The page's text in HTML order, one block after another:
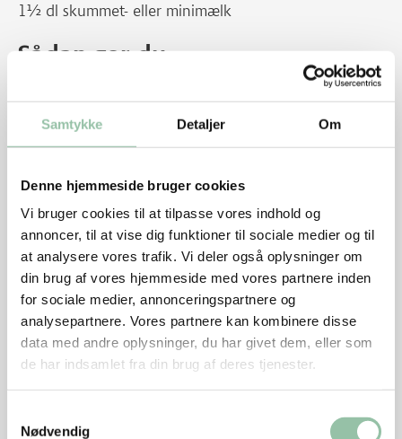
Samtykke Detaljer Om
Denne hjemmeside bruger cookies
Vi bruger cookies til at tilpasse vores indhold og
annoncer, til at vise dig funktioner til sociale medier og til
at analysere vores trafik. Vi deler også oplysninger om
din brug af vores hjemmeside med vores partnere inden
for sociale medier, annonceringspartnere og
analysepartnere. Vores partnere kan kombinere disse
data med andre oplysninger, du har givet dem, eller som
de har indsamlet fra din brug af deres tjenester.
Nødvendig
1½ dl skummet- eller minimælk
Sådan gør du
Klik hen til opskriften på Peanutbuttersauce
Skær agurk i stave.
Pak de øvrige ting enten i plastbokse eller i
plastfilm.
Pak det hele i en madkasse.
Tips
Knæk eller klip den spidse ende af satayspyddet,